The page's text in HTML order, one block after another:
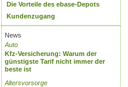
Die Vorteile des ebase-Depots
Kundenzugang
News
Auto
Kfz-Versicherung: Warum der
günstigste Tarif nicht immer der
beste ist
Altersvorsorge